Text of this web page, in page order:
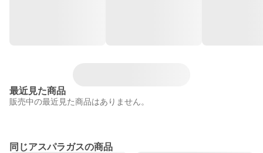
最近見た商品
販売中の最近見た商品はありません。
同じアスパラガスの商品